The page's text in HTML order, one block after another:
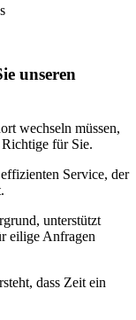
unseren
wechseln müssen,
für Sie.
Service, der
unterstützt
eilige Anfragen
dass Zeit ein